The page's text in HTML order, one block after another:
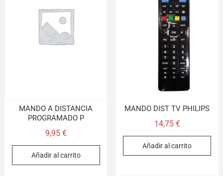
MANDO A DISTANCIA
PROGRAMADO P
9,95 €
Añadir al carrito
MANDO DIST TV PHILIPS
14,75 €
Añadir al carrito